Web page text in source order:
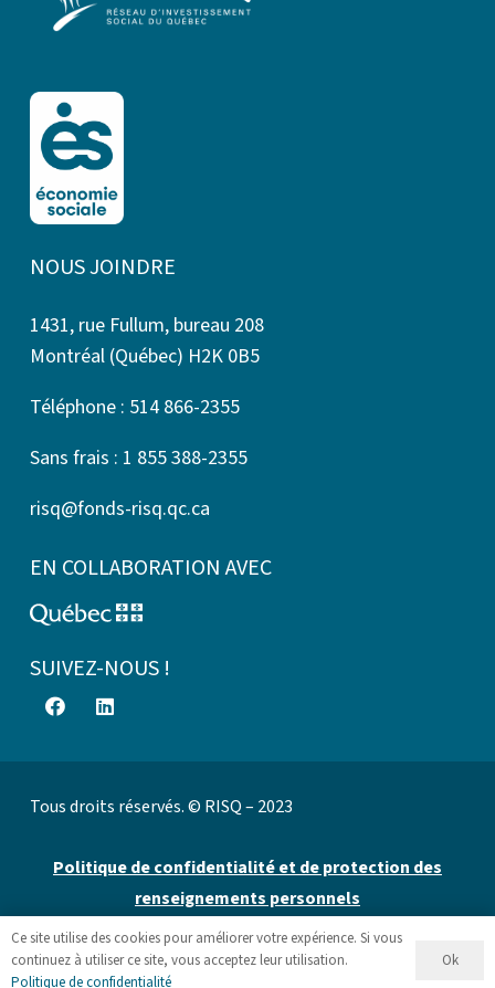
NOUS JOINDRE
1431, rue Fullum, bureau 208
Montréal (Québec) H2K 0B5
Téléphone : 514 866-2355
Sans frais : 1 855 388-2355
risq@fonds-risq.qc.ca
EN COLLABORATION AVEC
SUIVEZ-NOUS !
Tous droits réservés. © RISQ – 2023
Politique de confidentialité et de protection des
renseignements personnels
Site web par 👉 Cinetic
Ce site utilise des cookies pour améliorer votre expérience. Si vous
continuez à utiliser ce site, vous acceptez leur utilisation.
Politique de confidentialité
Ok